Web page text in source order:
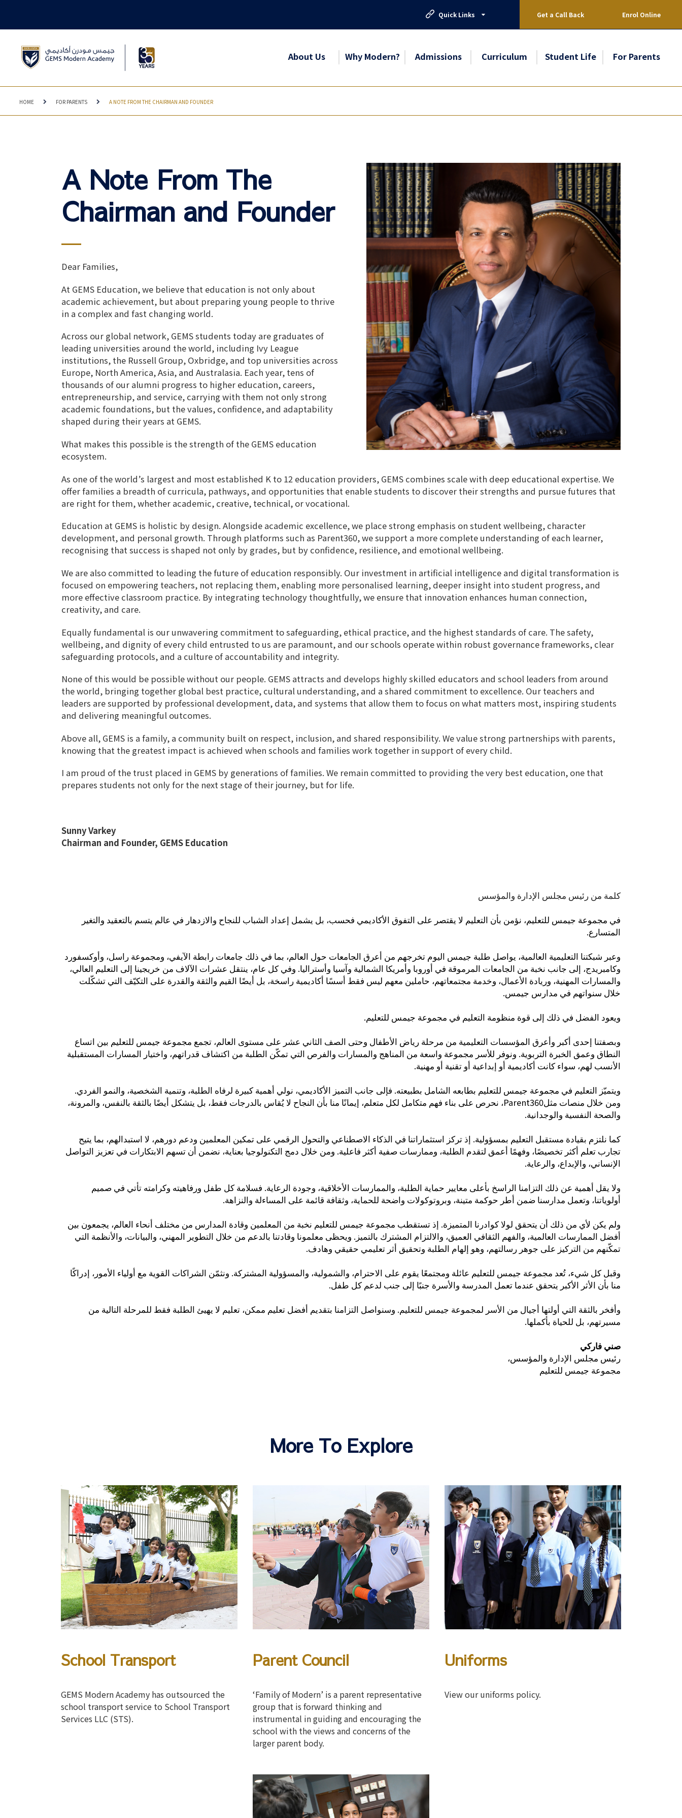
Quick Links Get a Call Back Enrol Online
About Us Why Modern? Admissions Curriculum Student Life For Parents
HOME FOR PARENTS A NOTE FROM THE CHAIRMAN AND FOUNDER
A Note From The
Chairman and Founder
Dear Families,
At GEMS Education, we believe that education is not only about
academic achievement, but about preparing young people to thrive
in a complex and fast changing world.
Across our global network, GEMS students today are graduates of
leading universities around the world, including Ivy League
institutions, the Russell Group, Oxbridge, and top universities across
Europe, North America, Asia, and Australasia. Each year, tens of
thousands of our alumni progress to higher education, careers,
entrepreneurship, and service, carrying with them not only strong
academic foundations, but the values, confidence, and adaptability
shaped during their years at GEMS.
What makes this possible is the strength of the GEMS education
ecosystem.
As one of the world’s largest and most established K to 12 education providers, GEMS combines scale with deep educational expertise. We
offer families a breadth of curricula, pathways, and opportunities that enable students to discover their strengths and pursue futures that
are right for them, whether academic, creative, technical, or vocational.
Education at GEMS is holistic by design. Alongside academic excellence, we place strong emphasis on student wellbeing, character
development, and personal growth. Through platforms such as Parent360, we support a more complete understanding of each learner,
recognising that success is shaped not only by grades, but by confidence, resilience, and emotional wellbeing.
We are also committed to leading the future of education responsibly. Our investment in artificial intelligence and digital transformation is
focused on empowering teachers, not replacing them, enabling more personalised learning, deeper insight into student progress, and
more effective classroom practice. By integrating technology thoughtfully, we ensure that innovation enhances human connection,
creativity, and care.
Equally fundamental is our unwavering commitment to safeguarding, ethical practice, and the highest standards of care. The safety,
wellbeing, and dignity of every child entrusted to us are paramount, and our schools operate within robust governance frameworks, clear
safeguarding protocols, and a culture of accountability and integrity.
None of this would be possible without our people. GEMS attracts and develops highly skilled educators and school leaders from around
the world, bringing together global best practice, cultural understanding, and a shared commitment to excellence. Our teachers and
leaders are supported by professional development, data, and systems that allow them to focus on what matters most, inspiring students
and delivering meaningful outcomes.
Above all, GEMS is a family, a community built on respect, inclusion, and shared responsibility. We value strong partnerships with parents,
knowing that the greatest impact is achieved when schools and families work together in support of every child.
I am proud of the trust placed in GEMS by generations of families. We remain committed to providing the very best education, one that
prepares students not only for the next stage of their journey, but for life.
Sunny Varkey
Chairman and Founder, GEMS Education
كلمة من رئيس مجلس الإدارة والمؤسس
في مجموعة جيمس للتعليم، نؤمن بأن التعليم لا يقتصر على التفوق الأكاديمي فحسب، بل يشمل إعداد الشباب للنجاح والازدهار في عالم يتسم بالتعقيد والتغير
المتسارع.
وعبر شبكتنا التعليمية العالمية، يواصل طلبة جيمس اليوم تخرجهم من أعرق الجامعات حول العالم، بما في ذلك جامعات رابطة الآيفي، ومجموعة راسل، وأوكسفورد
وكامبريدج، إلى جانب نخبة من الجامعات المرموقة في أوروبا وأمريكا الشمالية وآسيا وأستراليا. وفي كل عام، ينتقل عشرات الآلاف من خريجينا إلى التعليم العالي،
والمسارات المهنية، وريادة الأعمال، وخدمة مجتمعاتهم، حاملين معهم ليس فقط أسسًا أكاديمية راسخة، بل أيضًا القيم والثقة والقدرة على التكيّف التي تشكّلت
خلال سنواتهم في مدارس جيمس.
ويعود الفضل في ذلك إلى قوة منظومة التعليم في مجموعة جيمس للتعليم.
وبصفتنا إحدى أكبر وأعرق المؤسسات التعليمية من مرحلة رياض الأطفال وحتى الصف الثاني عشر على مستوى العالم، تجمع مجموعة جيمس للتعليم بين اتساع
النطاق وعمق الخبرة التربوية. ونوفر للأسر مجموعة واسعة من المناهج والمسارات والفرص التي تمكّن الطلبة من اكتشاف قدراتهم، واختيار المسارات المستقبلية
الأنسب لهم، سواء كانت أكاديمية أو إبداعية أو تقنية أو مهنية.
ويتميّز التعليم في مجموعة جيمس للتعليم بطابعه الشامل بطبيعته. فإلى جانب التميز الأكاديمي، نولي أهمية كبيرة لرفاه الطلبة، وتنمية الشخصية، والنمو الفردي.
ومن خلال منصات مثلParent360، نحرص على بناء فهم متكامل لكل متعلم، إيمانًا منا بأن النجاح لا يُقاس بالدرجات فقط، بل يتشكل أيضًا بالثقة بالنفس، والمرونة،
والصحة النفسية والوجدانية.
كما نلتزم بقيادة مستقبل التعليم بمسؤولية. إذ تركز استثماراتنا في الذكاء الاصطناعي والتحول الرقمي على تمكين المعلمين ودعم دورهم، لا استبدالهم، بما يتيح
تجارب تعلم أكثر تخصيصًا، وفهمًا أعمق لتقدم الطلبة، وممارسات صفية أكثر فاعلية. ومن خلال دمج التكنولوجيا بعناية، نضمن أن تسهم الابتكارات في تعزيز التواصل
الإنساني، والإبداع، والرعاية.
ولا يقل أهمية عن ذلك التزامنا الراسخ بأعلى معايير حماية الطلبة، والممارسات الأخلاقية، وجودة الرعاية. فسلامة كل طفل ورفاهيته وكرامته تأتي في صميم
أولوياتنا، وتعمل مدارسنا ضمن أطر حوكمة متينة، وبروتوكولات واضحة للحماية، وثقافة قائمة على المساءلة والنزاهة.
ولم يكن لأي من ذلك أن يتحقق لولا كوادرنا المتميزة. إذ تستقطب مجموعة جيمس للتعليم نخبة من المعلمين وقادة المدارس من مختلف أنحاء العالم، يجمعون بين
أفضل الممارسات العالمية، والفهم الثقافي العميق، والالتزام المشترك بالتميز. ويحظى معلمونا وقادتنا بالدعم من خلال التطوير المهني، والبيانات، والأنظمة التي
تمكّنهم من التركيز على جوهر رسالتهم، وهو إلهام الطلبة وتحقيق أثر تعليمي حقيقي وهادف.
وقبل كل شيء، تُعد مجموعة جيمس للتعليم عائلة ومجتمعًا يقوم على الاحترام، والشمولية، والمسؤولية المشتركة. ونثمّن الشراكات القوية مع أولياء الأمور، إدراكًا
منا بأن الأثر الأكبر يتحقق عندما تعمل المدرسة والأسرة جنبًا إلى جنب لدعم كل طفل.
وأفخر بالثقة التي أولتها أجيال من الأسر لمجموعة جيمس للتعليم. وسنواصل التزامنا بتقديم أفضل تعليم ممكن، تعليم لا يهيئ الطلبة فقط للمرحلة التالية من
مسيرتهم، بل للحياة بأكملها.
صني فاركي
رئيس مجلس الإدارة والمؤسس،
مجموعة جيمس للتعليم
More To Explore
School Transport
GEMS Modern Academy has outsourced the
school transport service to School Transport
Services LLC (STS).
Parent Council
‘Family of Modern’ is a parent representative
group that is forward thinking and
instrumental in guiding and encouraging the
school with the views and concerns of the
larger parent body.
Uniforms
View our uniforms policy.